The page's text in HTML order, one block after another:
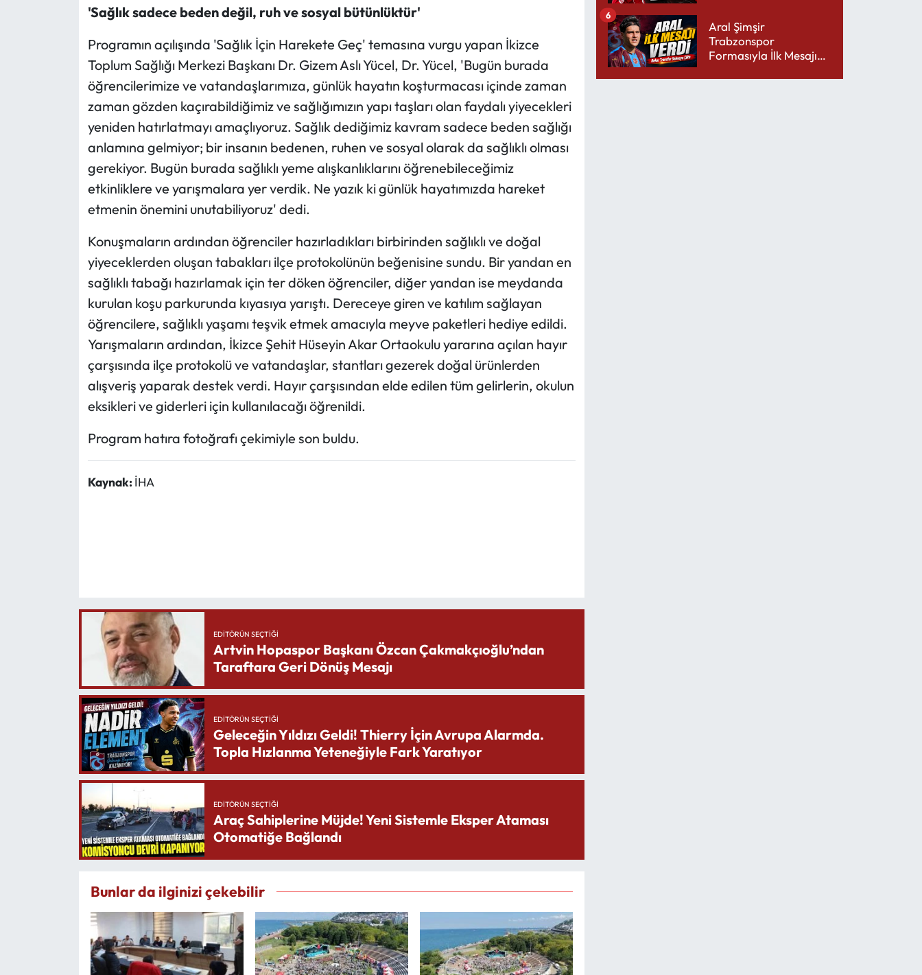
'Sağlık sadece beden değil, ruh ve sosyal bütünlüktür'
Programın açılışında 'Sağlık İçin Harekete Geç' temasına vurgu yapan İkizce
Toplum Sağlığı Merkezi Başkanı Dr. Gizem Aslı Yücel, Dr. Yücel, 'Bugün burada
öğrencilerimize ve vatandaşlarımıza, günlük hayatın koşturmacası içinde zaman
zaman gözden kaçırabildiğimiz ve sağlığımızın yapı taşları olan faydalı yiyecekleri
yeniden hatırlatmayı amaçlıyoruz. Sağlık dediğimiz kavram sadece beden sağlığı
anlamına gelmiyor; bir insanın bedenen, ruhen ve sosyal olarak da sağlıklı olması
gerekiyor. Bugün burada sağlıklı yeme alışkanlıklarını öğrenebileceğimiz
etkinliklere ve yarışmalara yer verdik. Ne yazık ki günlük hayatımızda hareket
etmenin önemini unutabiliyoruz' dedi.
Konuşmaların ardından öğrenciler hazırladıkları birbirinden sağlıklı ve doğal
yiyeceklerden oluşan tabakları ilçe protokolünün beğenisine sundu. Bir yandan en
sağlıklı tabağı hazırlamak için ter döken öğrenciler, diğer yandan ise meydanda
kurulan koşu parkurunda kıyasıya yarıştı. Dereceye giren ve katılım sağlayan
öğrencilere, sağlıklı yaşamı teşvik etmek amacıyla meyve paketleri hediye edildi.
Yarışmaların ardından, İkizce Şehit Hüseyin Akar Ortaokulu yararına açılan hayır
çarşısında ilçe protokolü ve vatandaşlar, stantları gezerek doğal ürünlerden
alışveriş yaparak destek verdi. Hayır çarşısından elde edilen tüm gelirlerin, okulun
eksikleri ve giderleri için kullanılacağı öğrenildi.
Program hatıra fotoğrafı çekimiyle son buldu.
Kaynak: İHA
EDITÖRÜN SEÇTIĞI
Artvin Hopaspor Başkanı Özcan Çakmakçıoğlu’ndan
Taraftara Geri Dönüş Mesajı
EDITÖRÜN SEÇTIĞI
Geleceğin Yıldızı Geldi! Thierry İçin Avrupa Alarmda.
Topla Hızlanma Yeteneğiyle Fark Yaratıyor
EDITÖRÜN SEÇTIĞI
Araç Sahiplerine Müjde! Yeni Sistemle Eksper Ataması
Otomatiğe Bağlandı
Bunlar da ilginizi çekebilir
Aral Şimşir
Trabzonspor
Formasıyla İlk Mesajını
6